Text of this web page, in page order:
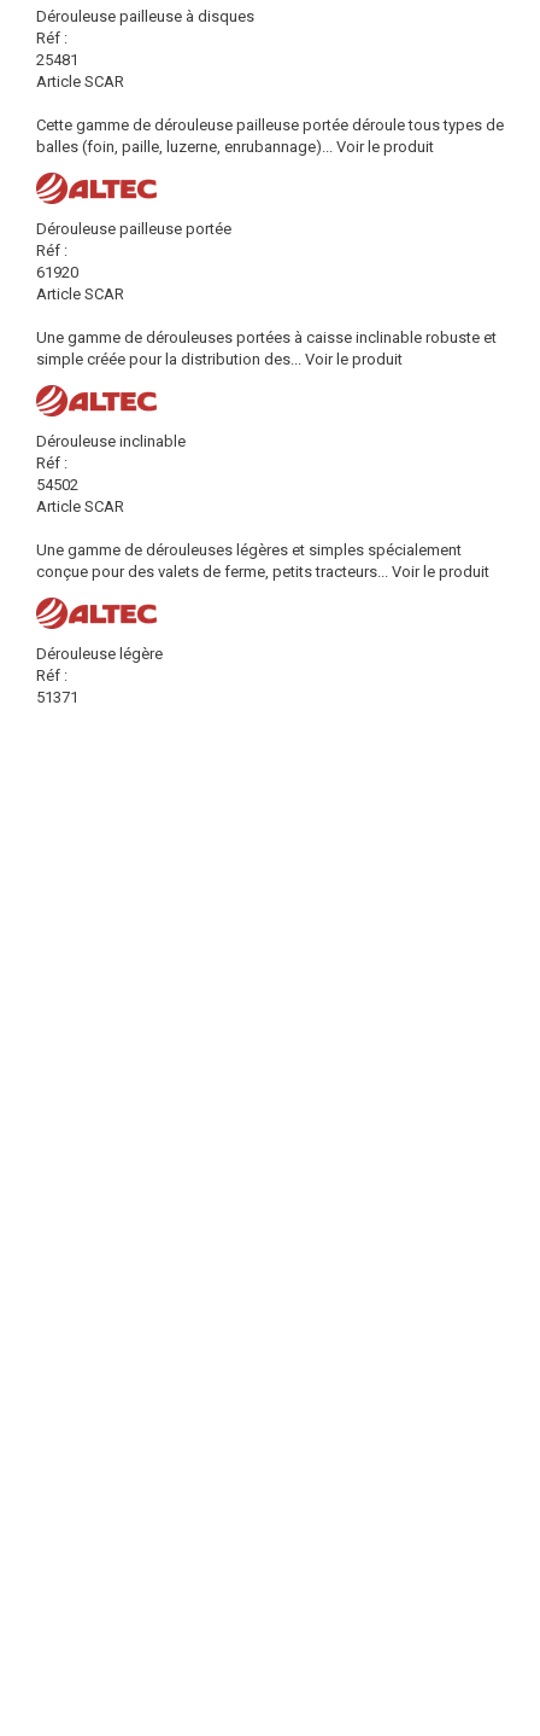
Dérouleuse pailleuse à disques
Réf :
25481
Article SCAR
Cette gamme de dérouleuse pailleuse portée déroule tous types de
balles (foin, paille, luzerne, enrubannage)... Voir le produit
Dérouleuse pailleuse portée
Réf :
61920
Article SCAR
Une gamme de dérouleuses portées à caisse inclinable robuste et
simple créée pour la distribution des... Voir le produit
Dérouleuse inclinable
Réf :
54502
Article SCAR
Une gamme de dérouleuses légères et simples spécialement
conçue pour des valets de ferme, petits tracteurs... Voir le produit
Dérouleuse légère
Réf :
51371